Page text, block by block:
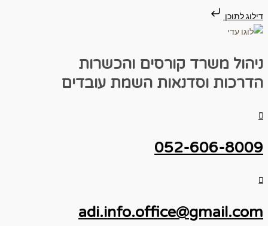
דילוג לתוכן
ניהול משרד קורסים והכשרות
הדרכות וסדנאות השמת עובדים
052-606-8009
adi.info.office@gmail.com